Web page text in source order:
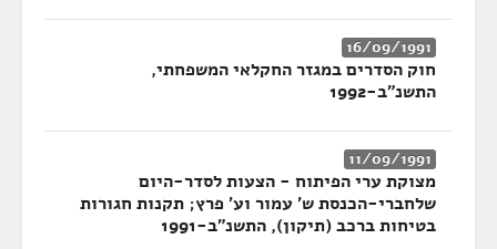
16/09/1991
חוק הסדרים במגזר החקלאי המשפחתי,
התשנ"ב-1992
11/09/1991
מצוקת ערי הפיתוח - הצעות לסדר-היום
שלחברי-הכנסת ש' עמור וע' פרץ; תקנות חגורות
בטיחות ברכב (תיקון), התשנ"ב-1991